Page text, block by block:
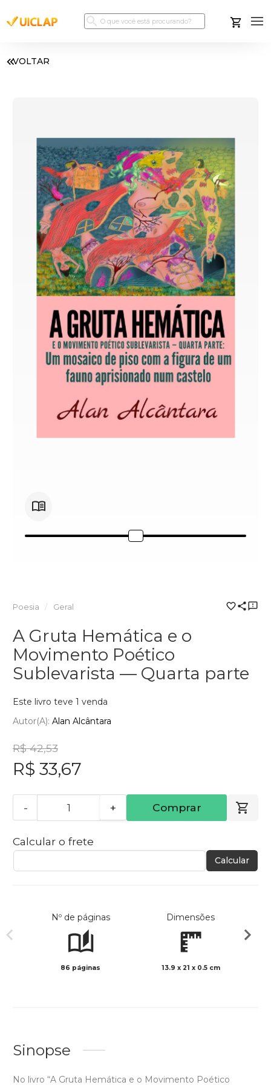
VOLTAR
Poesia Geral
A Gruta Hemática e o
Movimento Poético
Sublevarista — Quarta parte
Este livro teve 1 venda
Autor(a): Alan Alcântara
R$ 42,53
R$ 33,67
- + Comprar
Calcular o frete
Calcular
Nº de páginas
86 páginas
Dimensões
13.9 x 21 x 0.5 cm
Sinopse
No livro “A Gruta Hemática e o Movimento Poético